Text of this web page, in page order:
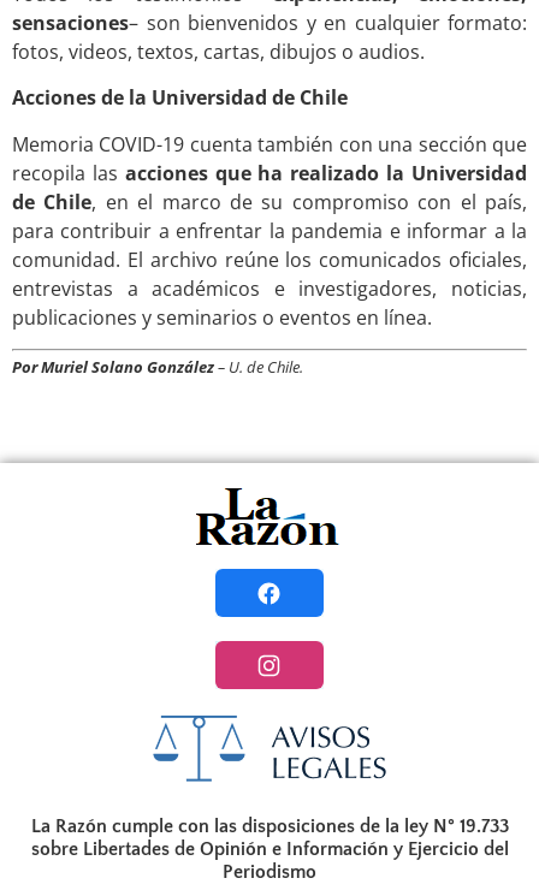
sensaciones– son bienvenidos y en cualquier formato:
fotos, videos, textos, cartas, dibujos o audios.
Acciones de la Universidad de Chile
Memoria COVID-19 cuenta también con una sección que
recopila las acciones que ha realizado la Universidad
de Chile, en el marco de su compromiso con el país,
para contribuir a enfrentar la pandemia e informar a la
comunidad. El archivo reúne los comunicados oficiales,
entrevistas a académicos e investigadores, noticias,
publicaciones y seminarios o eventos en línea.
PorMuriel Solano González– U. de Chile.
La Razón cumple con las disposiciones de la ley N° 19.733
sobre Libertades de Opinión e Información y Ejercicio del
Periodismo